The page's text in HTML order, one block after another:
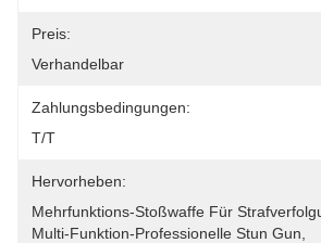
Preis:
Verhandelbar
Zahlungsbedingungen:
T/T
Hervorheben:
Mehrfunktions-Stoßwaffe Für
Multi-Funktion-Professionelle Stun Gun